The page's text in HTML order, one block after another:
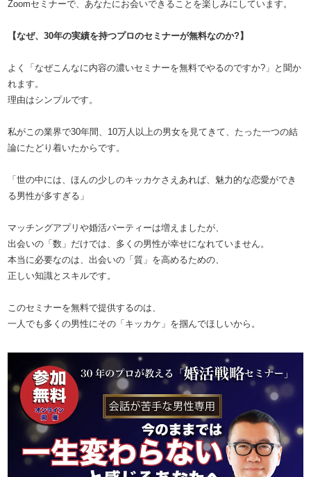
Zoomセミナーで、あなたにお会いできることを楽しみにしています。
【なぜ、30年の実績を持つプロのセミナーが無料なのか?】
よく「なぜこんなに内容の濃いセミナーを無料でやるのですか?」と聞か
れます。
理由はシンプルです。
私がこの業界で30年間、10万人以上の男女を見てきて、たった一つの結
論にたどり着いたからです。
「世の中には、ほんの少しのキッカケさえあれば、魅力的な恋愛ができ
る男性が多すぎる」
マッチングアプリや婚活パーティーは増えましたが、
出会いの「数」だけでは、多くの男性が幸せになれていません。
本当に必要なのは、出会いの「質」を高めるための、
正しい知識とスキルです。
このセミナーを無料で提供するのは、
一人でも多くの男性にその「キッカケ」を掴んでほしいから。